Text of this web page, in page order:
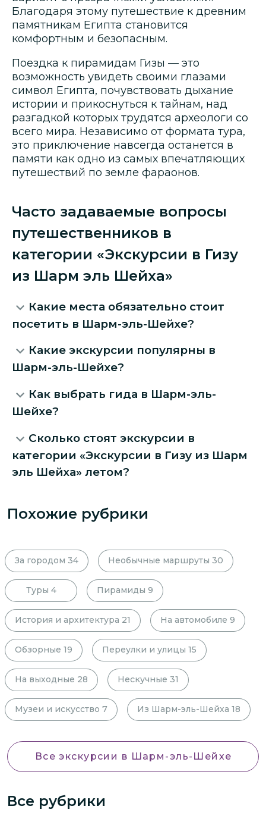
Благодаря этому путешествие к древним
памятникам Египта становится
комфортным и безопасным.
Поездка к пирамидам Гизы — это
возможность увидеть своими глазами
символ Египта, почувствовать дыхание
истории и прикоснуться к тайнам, над
разгадкой которых трудятся археологи со
всего мира. Независимо от формата тура,
это приключение навсегда останется в
памяти как одно из самых впечатляющих
путешествий по земле фараонов.
Часто задаваемые вопросы
путешественников в
категории «Экскурсии в Гизу
из Шарм эль Шейха»
Какие места обязательно стоит
посетить в Шарм-эль-Шейхе?
Какие экскурсии популярны в
Шарм-эль-Шейхе?
Как выбрать гида в Шарм-эль-
Шейхе?
Сколько стоят экскурсии в
категории «Экскурсии в Гизу из Шарм
эль Шейха» летом?
Похожие рубрики
За городом 34 Необычные маршруты 30
Туры 4 Пирамиды 9
История и архитектура 21 На автомобиле 9
Обзорные 19 Переулки и улицы 15
На выходные 28 Нескучные 31
Музеи и искусство 7 Из Шарм-эль-Шейха 18
Все экскурсии в Шарм-эль-Шейхе
Все рубрики